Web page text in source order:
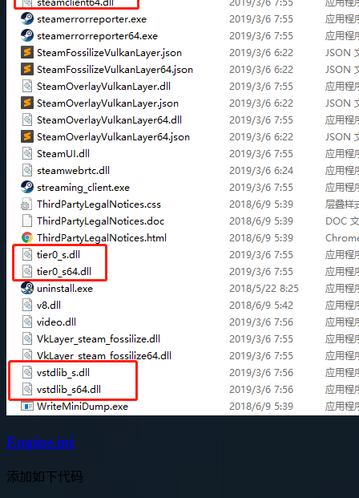
Engine.ini
添加如下代码